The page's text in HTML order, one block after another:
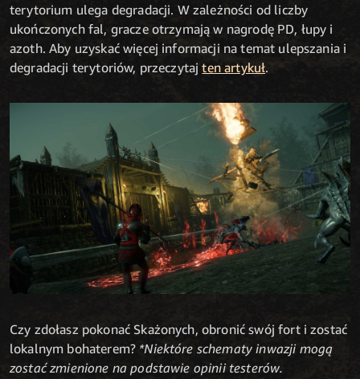
terytorium ulega degradacji. W zależności od liczby
ukończonych fal, gracze otrzymają w nagrodę PD, łupy i
azoth. Aby uzyskać więcej informacji na temat ulepszania i
degradacji terytoriów, przeczytajten artykuł.
Czy zdołasz pokonać Skażonych, obronić swój fort i zostać
lokalnym bohaterem? *Niektóre schematy inwazji mogą
zostać zmienione na podstawie opinii testerów.